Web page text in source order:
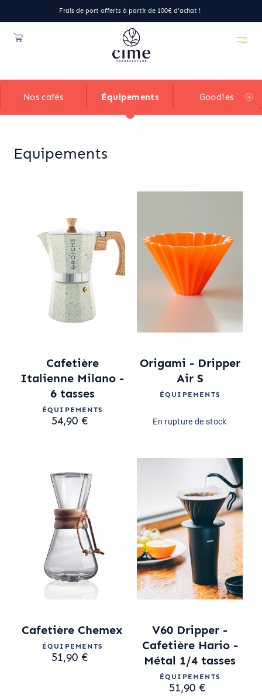
Frais de port offerts à partir de 100€ d'achat !
Nos cafés Équipements Goodies
Equipements
Cafetière
Italienne Milano -
6 tasses
ÉQUIPEMENTS
54,90 €
Origami - Dripper
Air S
ÉQUIPEMENTS
En rupture de stock
Cafetière Chemex
ÉQUIPEMENTS
51,90 €
V60 Dripper -
Cafetière Hario -
Métal 1/4 tasses
ÉQUIPEMENTS
51,90 €